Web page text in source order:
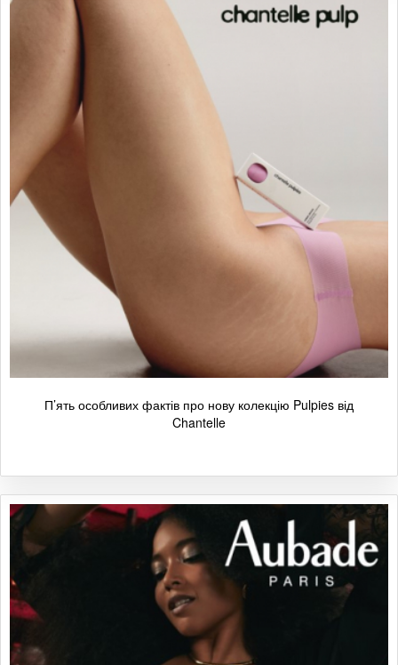
П’ять особливих фактів про нову колекцію Pulpies від
Chantelle